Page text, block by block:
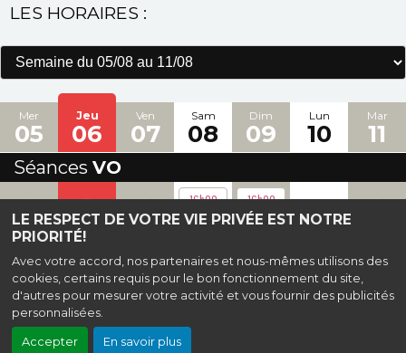
LE RESPECT DE VOTRE VIE PRIVÉE EST NOTRE
PRIORITÉ!
Avec votre accord, nos partenaires et nous-mêmes utilisons des
cookies, certains requis pour le bon fonctionnement du site,
d'autres pour mesurer votre activité et vous fournir des publicités
personnalisées.
Accepter En savoir plus
LES HORAIRES :
Mer
05
Jeu
06
Ven
07
Sam
08
Dim
09
Lun
10
Mar
11
Séances VO
-
- - 16h00 16h00 - -
Haut de page
allée de la Bouvêche, 91400 Orsay |Mentions légales|Contact | 01 69 28 80 26